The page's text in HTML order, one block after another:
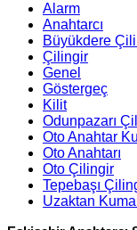
Alarm
Anahtarcı
Büyükdere
Çilingir
Genel
Göstergeç
Kilit
Odunpazarı
Oto Anahtar
Oto Anahtarı
Oto Çilingir
Tepebaşı
Uzaktan